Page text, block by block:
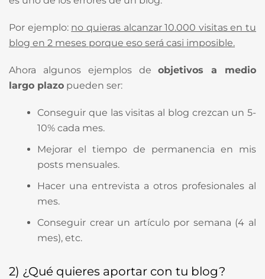
Por ejemplo: no quieras alcanzar 10.000 visitas en tu
blog en 2 meses porque eso será casi imposible.
Ahora algunos ejemplos deobjetivos a medio
largo plazo pueden ser:
Conseguir que las visitas al blog crezcan un 5-
10% cada mes.
Mejorar el tiempo de permanencia en mis
posts mensuales.
Hacer una entrevista a otros profesionales al
mes.
Conseguir crear un artículo por semana (4 al
mes), etc.
2) ¿Qué quieres aportar con tu blog?